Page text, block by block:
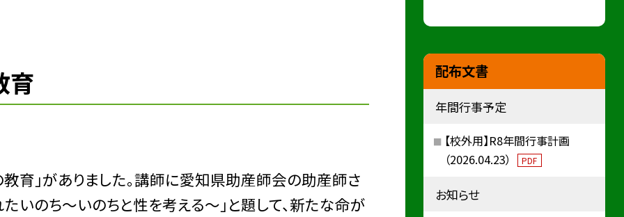
育
育」がありました。講師に愛知県助産師会の助産師さ
いのち〜いのちと性を考える〜」と題して、新たな命が
配布文書
年間行事予定
【校外用】R8年間行事計画
（2026.04.23）
PDF
お知らせ